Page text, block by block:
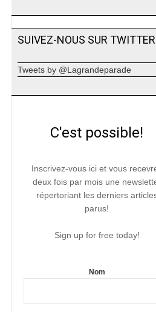
SUIVEZ-NOUS SUR TWITTER
Tweets by @Lagrandeparade
C'est possible!
Inscrivez-vous ici et vous
deux fois par mois une
répertoriant les derniers
parus!
Sign up for free today!
Nom